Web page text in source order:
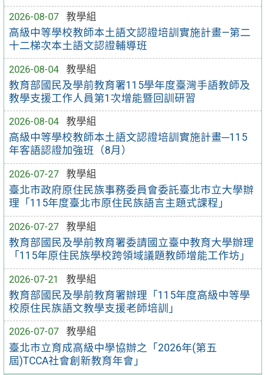
2026-08-07
教學組
高級中等學校教師本土語文認證培訓實施計畫—第二
十二梯次本土語文認證輔導班
2026-08-04
教學組
教育部國民及學前教育署115學年度臺灣手語教師及
教學支援工作人員第1次增能暨回訓研習
2026-08-04
教學組
高級中等學校教師本土語文認證培訓實施計畫─115
年客語認證加強班（8月）
2026-07-27
教學組
臺北市政府原住民族事務委員會委託臺北市立大學辦
理「115年度臺北市原住民族語言主題式課程」
2026-07-27
教學組
教育部國民及學前教育署委請國立臺中教育大學辦理
「115年原住民族學校跨領域議題教師增能工作坊」
2026-07-21
教學組
教育部國民及學前教育署辦理「115年度高級中等學
校原住民族語文教學支援老師培訓」
2026-07-07
教學組
臺北市立育成高級中學協辦之「2026年(第五
屆)TCCA社會創新教育年會」